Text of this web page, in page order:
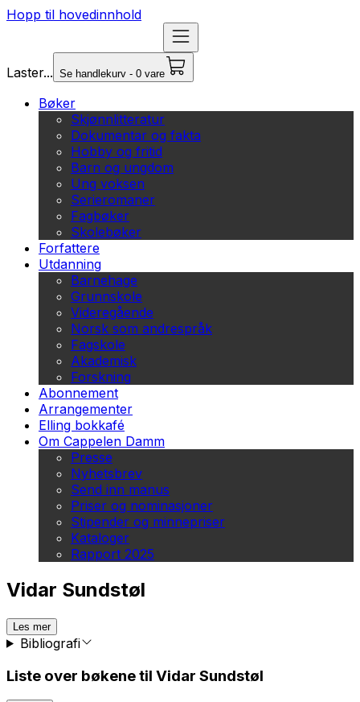
Hopp til hovedinnhold
Laster... Se handlekurv - 0 vare
Bøker
Skjønnlitteratur
Dokumentar og fakta
Hobby og fritid
Barn og ungdom
Ung voksen
Serieromaner
Fagbøker
Skolebøker
Forfattere
Utdanning
Barnehage
Grunnskole
Videregående
Norsk som andrespråk
Fagskole
Akademisk
Forskning
Abonnement
Arrangementer
Elling bokkafé
Om Cappelen Damm
Presse
Nyhetsbrev
Send inn manus
Priser og nominasjoner
Stipender og minnepriser
Kataloger
Rapport 2025
Vidar Sundstøl
Les mer
Bibliografi
Liste over bøkene til Vidar Sundstøl